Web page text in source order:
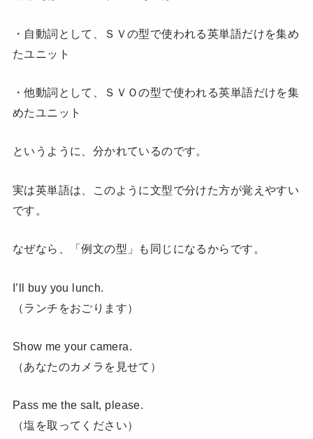
・自動詞として、ＳＶの型で使われる英単語だけを集め
たユニット
・他動詞として、ＳＶＯの型で使われる英単語だけを集
めたユニット
というように、分かれているのです。
実は英単語は、このように文型で分けた方が覚えやすい
です。
なぜなら、「例文の型」も同じになるからです。
I’ll buy you lunch.
（ランチをおごります）
Show me your camera.
（あなたのカメラを見せて）
Pass me the salt, please.
（塩を取ってください）